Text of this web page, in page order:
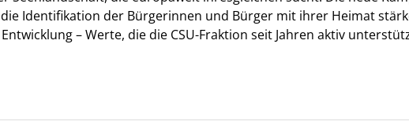
Identifikation der Bürgerinnen und Bürger mit ihrer Heimat
– Werte, die die CSU-Fraktion seit Jahren aktiv